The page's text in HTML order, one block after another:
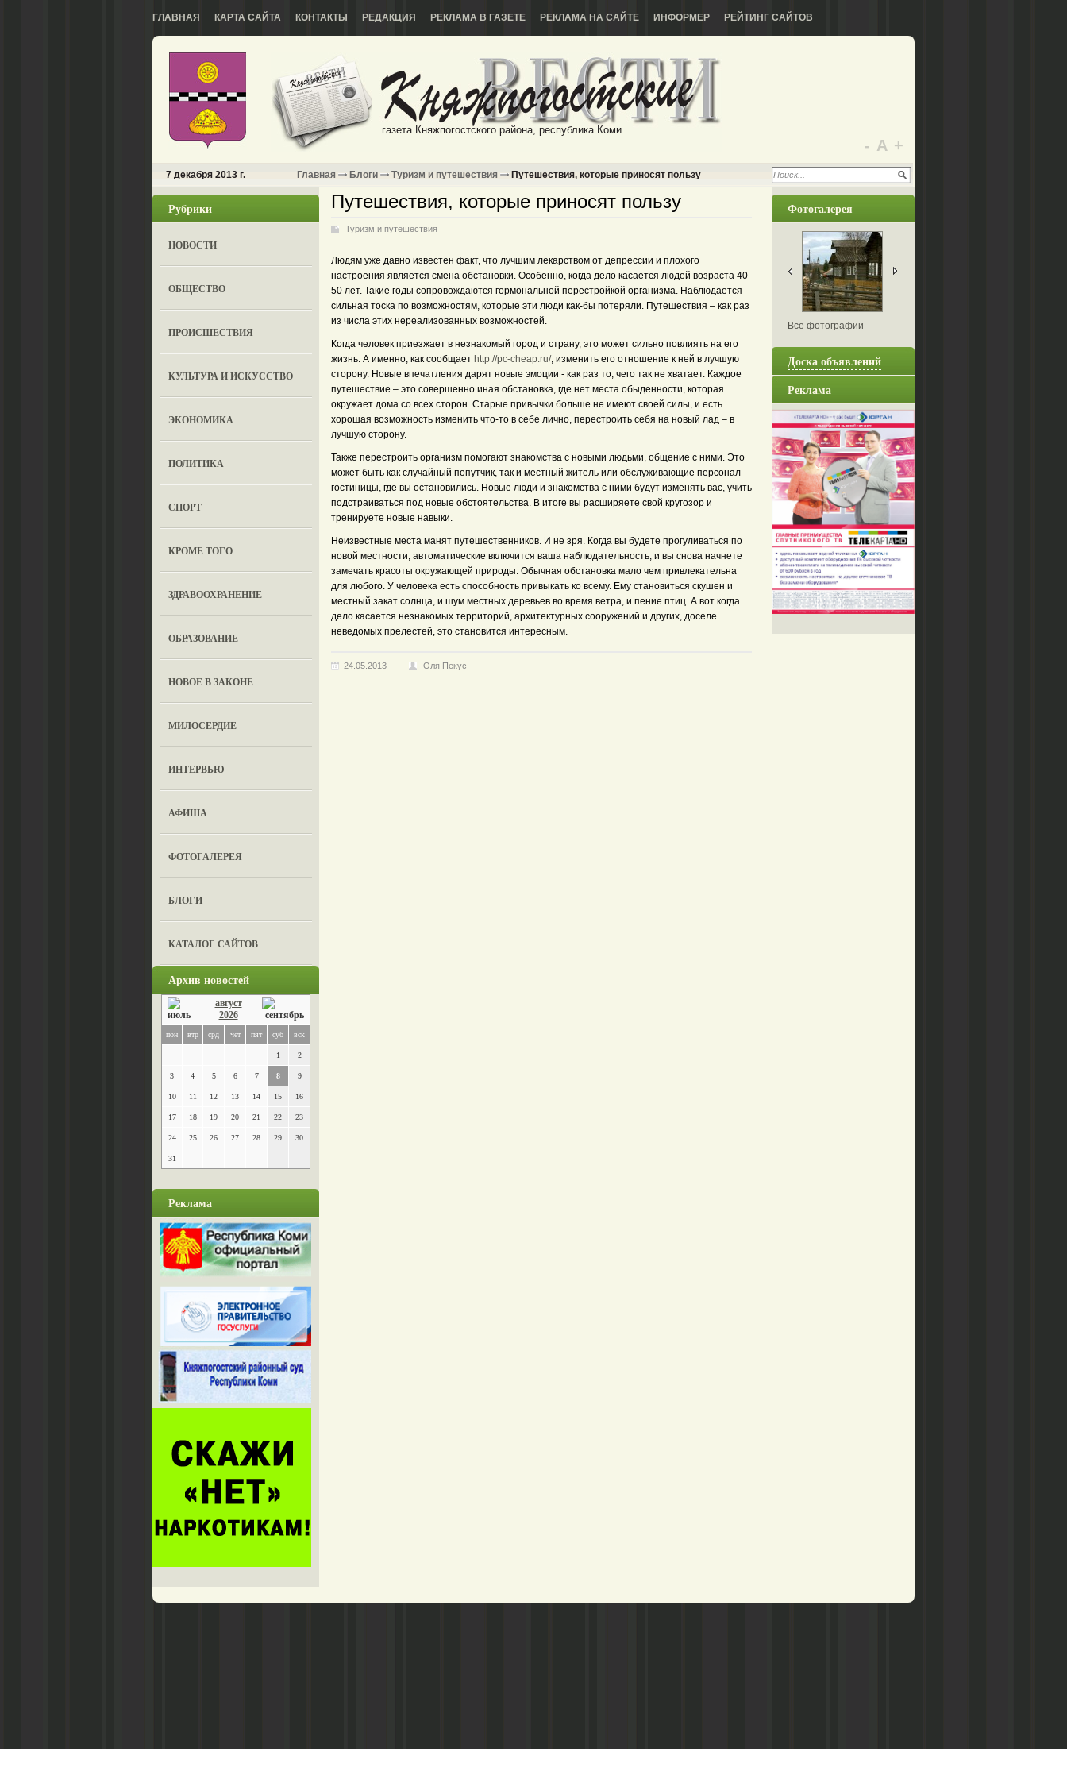
ГЛАВНАЯ КАРТА САЙТА КОНТАКТЫ РЕДАКЦИЯ РЕКЛАМА В ГАЗЕТЕ РЕКЛАМА НА САЙТЕ ИНФОРМЕР РЕЙТИНГ САЙТОВ
газета Княжпогостского района, республика Коми
- А +
7 декабря 2013 г. Главная Блоги Туризм и путешествия Путешествия, которые приносят пользу
Рубрики
НОВОСТИ
ОБЩЕСТВО
ПРОИСШЕСТВИЯ
КУЛЬТУРА И ИСКУССТВО
ЭКОНОМИКА
ПОЛИТИКА
СПОРТ
КРОМЕ ТОГО
ЗДРАВООХРАНЕНИЕ
OБРАЗОВАНИЕ
НОВОЕ В ЗАКОНЕ
МИЛОСЕРДИЕ
ИНТЕРВЬЮ
АФИША
ФОТОГАЛЕРЕЯ
БЛОГИ
КАТАЛОГ САЙТОВ
Архив новостей
август
2026
пон втр срд чет пят суб вск
1 2
3 4 5 6 7 8 9
10 11 12 13 14 15 16
17 18 19 20 21 22 23
24 25 26 27 28 29 30
31
Реклама
Путешествия, которые приносят пользу
Туризм и путешествия
Людям уже давно известен факт, что лучшим лекарством от депрессии и плохого
настроения является смена обстановки. Особенно, когда дело касается людей возраста 40-
50 лет. Такие годы сопровождаются гормональной перестройкой организма. Наблюдается
сильная тоска по возможностям, которые эти люди как-бы потеряли. Путешествия – как раз
из числа этих нереализованных возможностей.
Когда человек приезжает в незнакомый город и страну, это может сильно повлиять на его
жизнь. А именно, как сообщает http://pc-cheap.ru/, изменить его отношение к ней в лучшую
сторону. Новые впечатления дарят новые эмоции - как раз то, чего так не хватает. Каждое
путешествие – это совершенно иная обстановка, где нет места обыденности, которая
окружает дома со всех сторон. Старые привычки больше не имеют своей силы, и есть
хорошая возможность изменить что-то в себе лично, перестроить себя на новый лад – в
лучшую сторону.
Также перестроить организм помогают знакомства с новыми людьми, общение с ними. Это
может быть как случайный попутчик, так и местный житель или обслуживающие персонал
гостиницы, где вы остановились. Новые люди и знакомства с ними будут изменять вас, учить
подстраиваться под новые обстоятельства. В итоге вы расширяете свой кругозор и
тренируете новые навыки.
Неизвестные места манят путешественников. И не зря. Когда вы будете прогуливаться по
новой местности, автоматические включится ваша наблюдательность, и вы снова начнете
замечать красоты окружающей природы. Обычная обстановка мало чем привлекательна
для любого. У человека есть способность привыкать ко всему. Ему становиться скушен и
местный закат солнца, и шум местных деревьев во время ветра, и пение птиц. А вот когда
дело касается незнакомых территорий, архитектурных сооружений и других, доселе
неведомых прелестей, это становится интересным.
24.05.2013 Оля Пекус
Фотогалерея
Все фотографии
Доска объявлений
Реклама